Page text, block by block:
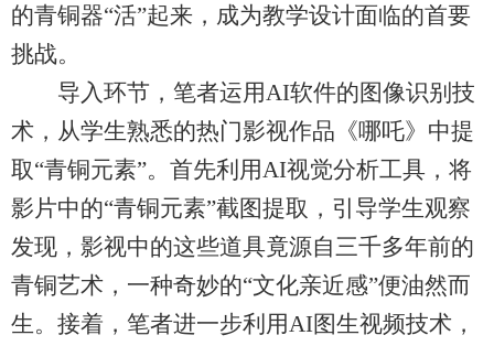
的青铜器“活”起来，成为教学设计面临的首要
挑战。
导入环节，笔者运用AI软件的图像识别技
术，从学生熟悉的热门影视作品《哪吒》中提
取“青铜元素”。首先利用AI视觉分析工具，将
影片中的“青铜元素”截图提取，引导学生观察
发现，影视中的这些道具竟源自三千多年前的
青铜艺术，一种奇妙的“文化亲近感”便油然而
生。接着，笔者进一步利用AI图生视频技术，